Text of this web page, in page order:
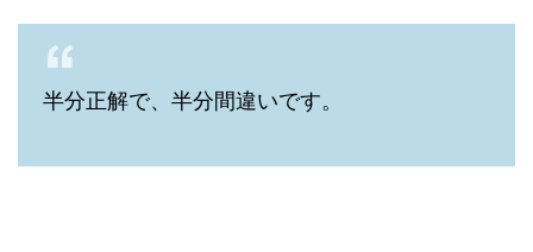
半分正解で、半分間違いです。